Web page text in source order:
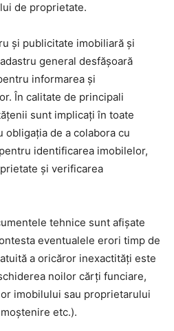
de proprietate.
și publicitate imobiliară și
general desfășoară
informarea și
În calitate de principali
sunt implicați în toate
obligația de a colabora cu
identificarea imobilelor,
și verificarea
tehnice sunt afișate
eventualele erori timp de
a oricăror inexactități este
noilor cărți funciare,
imobilului sau proprietarului
etc.).